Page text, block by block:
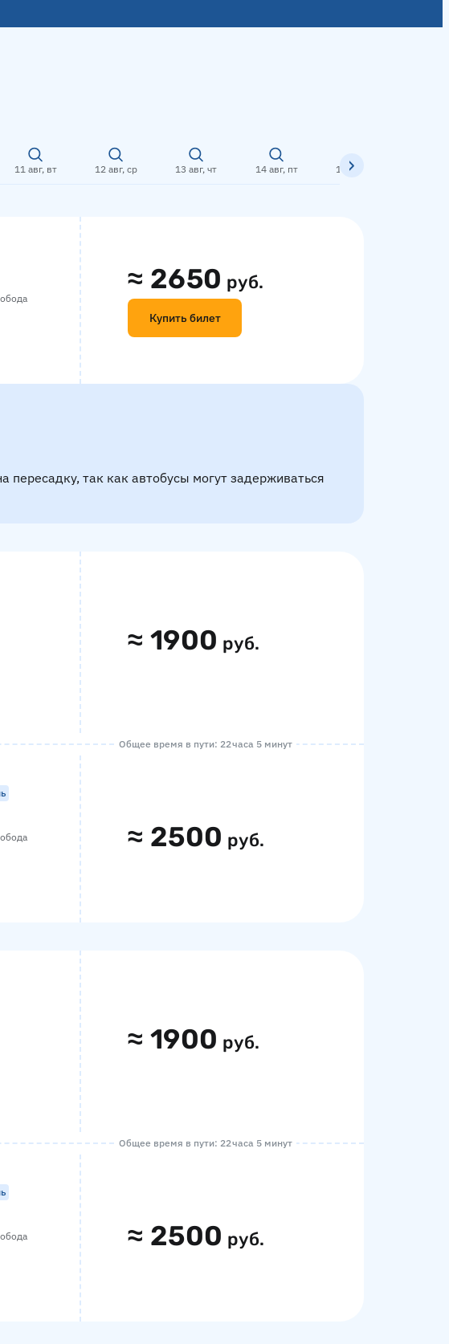
11 авг, вт 12 авг, ср 13 авг, чт 14 авг, пт 15 авг, сб
≈ 2650 руб.
Купить билет
так как автобусы могут задерживаться
≈1900 руб.
Общее время в пути: 22 часа 5 минут
≈ 2500 руб.
≈1900 руб.
Общее время в пути: 22 часа 5 минут
≈ 2500 руб.